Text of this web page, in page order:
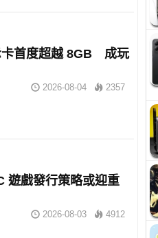
卡首度超越 8GB 成玩
2026-08-04 2357
戲發行策略或迎重
2026-08-03 4912